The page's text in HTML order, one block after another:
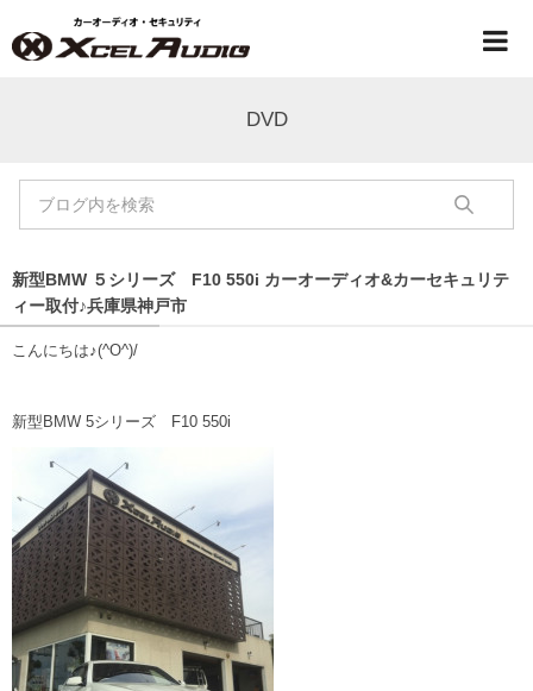
DVD
新型BMW ５シリーズ F10 550i カーオーディオ&カーセキュリテ
ィー取付♪兵庫県神戸市
こんにちは♪(^O^)/
新型BMW 5シリーズ F10 550i